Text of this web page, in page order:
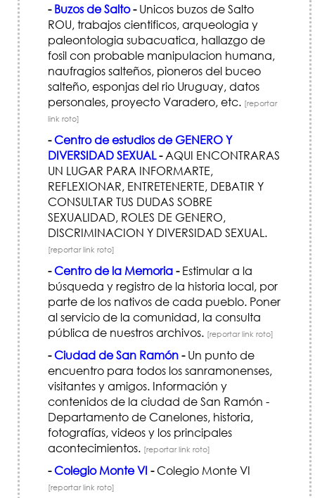
- Buzos de Salto-Unicos buzos de Salto
ROU, trabajos cientificos, arqueologia y
paleontologia subacuatica, hallazgo de
fosil con probable manipulacion humana,
naufragios salteños, pioneros del buceo
salteño, esponjas del rio Uruguay, datos
personales, proyecto Varadero, etc. [reportar
link roto]
-Centro de estudios de GENERO Y
DIVERSIDAD SEXUAL-AQUI ENCONTRARAS
UN LUGAR PARA INFORMARTE,
REFLEXIONAR, ENTRETENERTE, DEBATIR Y
CONSULTAR TUS DUDAS SOBRE
SEXUALIDAD, ROLES DE GENERO,
DISCRIMINACION Y DIVERSIDAD SEXUAL.
[reportar link roto]
-Centro de la Memoria-Estimular a la
búsqueda y registro de la historia local, por
parte de los nativos de cada pueblo. Poner
al servicio de la comunidad, la consulta
pública de nuestros archivos. [reportar link roto]
-Ciudad de San Ramón-Un punto de
encuentro para todos los sanramonenses,
visitantes y amigos. Información y
contenidos de la ciudad de San Ramón -
Departamento de Canelones, historia,
fotografías, videos y los principales
acontecimientos. [reportar link roto]
-Colegio Monte VI -Colegio Monte VI
[reportar link roto]